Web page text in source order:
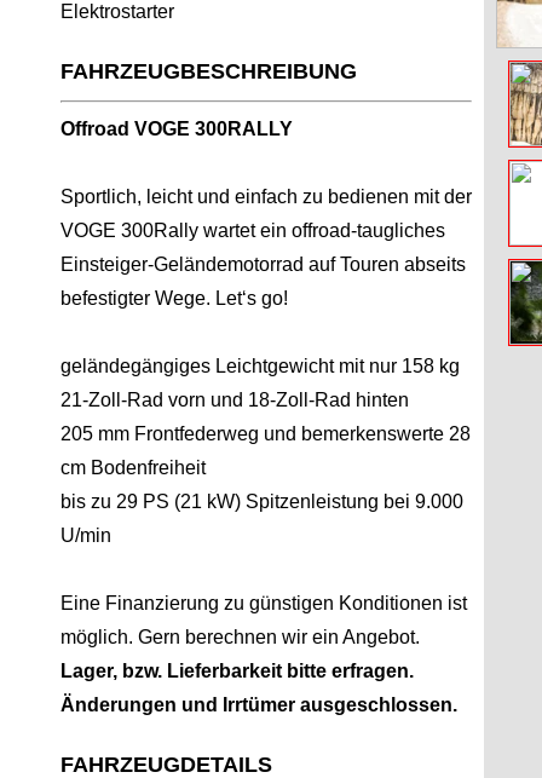
Elektrostarter
FAHRZEUGBESCHREIBUNG
Offroad VOGE 300RALLY
Sportlich, leicht und einfach zu bedienen mit der
VOGE 300Rally wartet ein offroad-taugliches
Einsteiger-Geländemotorrad auf Touren abseits
befestigter Wege. Let‘s go!
geländegängiges Leichtgewicht mit nur 158 kg
21-Zoll-Rad vorn und 18-Zoll-Rad hinten
205 mm Frontfederweg und bemerkenswerte 28
cm Bodenfreiheit
bis zu 29 PS (21 kW) Spitzenleistung bei 9.000
U/min
Eine Finanzierung zu günstigen Konditionen ist
möglich. Gern berechnen wir ein Angebot.
Lager, bzw. Lieferbarkeit bitte erfragen.
Änderungen und Irrtümer ausgeschlossen.
FAHRZEUGDETAILS